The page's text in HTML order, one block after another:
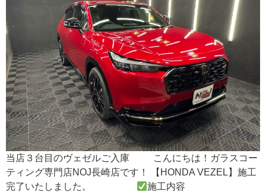
当店３台目のヴェゼルご入庫 こんにちは！ガラスコー
ティング専門店NOJ長崎店です！ 【HONDA VEZEL】施工
完了いたしました。
施工内容